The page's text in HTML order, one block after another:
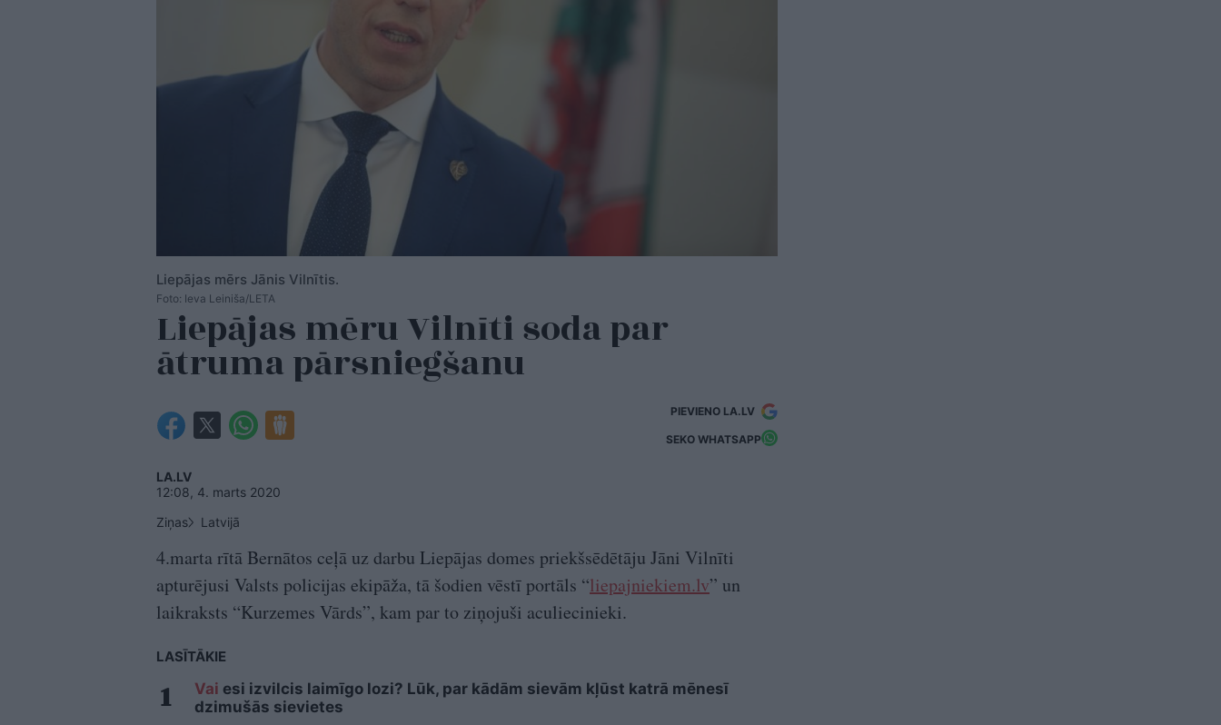
Liepājas mērs Jānis Vilnītis.
Foto: Ieva Leiniša/LETA
Liepājas mēru Vilnīti soda par
ātruma pārsniegšanu
PIEVIENO LA.LV
SEKO WHATSAPP
LA.LV
12:08, 4. marts 2020
Ziņas
Latvijā
4.marta rītā Bernātos ceļā uz darbu Liepājas domes priekšsēdētāju Jāni Vilnīti
apturējusi Valsts policijas ekipāža, tā šodien vēstī portāls “liepajniekiem.lv” un
laikraksts “Kurzemes Vārds”, kam par to ziņojuši aculiecinieki.
LASĪTĀKIE
Vai esi izvilcis laimīgo lozi? Lūk, par kādām sievām kļūst katrā mēnesī
dzimušās sievietes